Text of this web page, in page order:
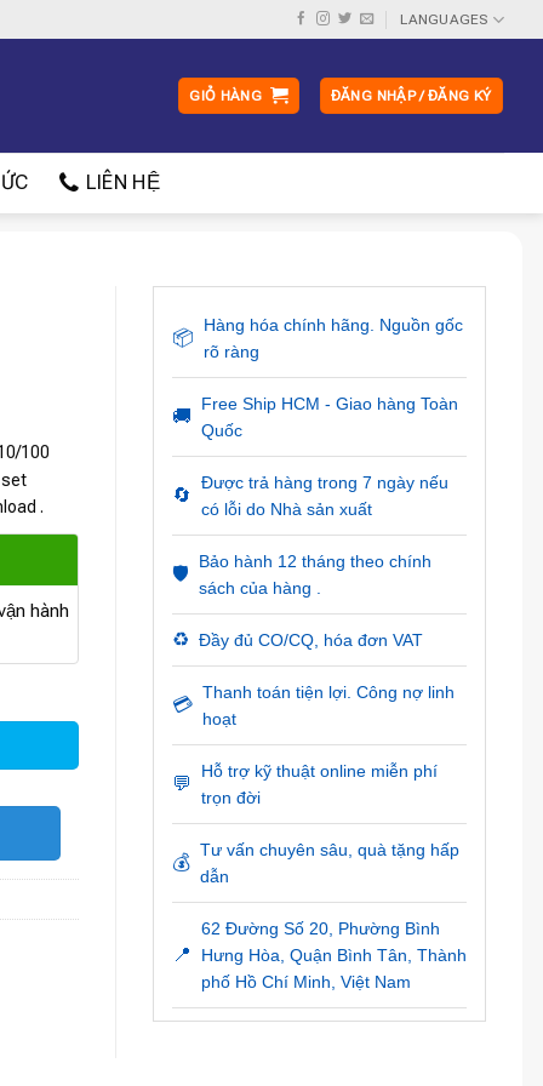
LANGUAGES
GIỎ HÀNG ĐĂNG NHẬP / ĐĂNG KÝ
LIÊN HỆ
100
.
hành
📦
Hàng hóa chính hãng. Nguồn gốc
rõ ràng
🚚
Free Ship HCM - Giao hàng Toàn
Quốc
🔄
Được trả hàng trong 7 ngày nếu
có lỗi do Nhà sản xuất
🛡️
Bảo hành 12 tháng theo chính
sách của hàng .
♻️ Đầy đủ CO/CQ, hóa đơn VAT
💳
Thanh toán tiện lợi. Công nợ linh
hoạt
💬
Hỗ trợ kỹ thuật online miễn phí
trọn đời
💰
Tư vấn chuyên sâu, quà tặng hấp
dẫn
📍
62 Đường Số 20, Phường Bình
Hưng Hòa, Quận Bình Tân, Thành
phố Hồ Chí Minh, Việt Nam